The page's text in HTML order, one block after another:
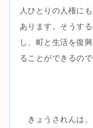
人ひとりの人権に
あります。そうす
し、町と生活を復
ることができるの
きょうされんは、